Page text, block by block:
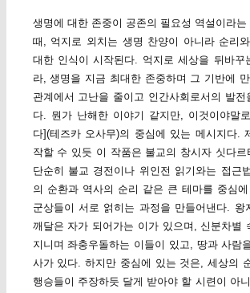
생명에 대한 존중이 공존의 필요성 역설이라는
때, 억지로 외치는 생명 찬양이 아니라 순리
대한 인식이 시작된다. 억지로 세상을 뒤바꾸
라, 생명을 지금 최대한 존중하며 그 기반에
관계에서 고난을 줄이고 인간사회로서의 발전
다. 뭔가 난해한 이야기 같지만, 이것이야말
다](테즈카 오사무)의 중심에 있는 메시지다.
작할 수 있듯 이 작품은 불교의 창시자 싯다르
단순히 불교 경전이나 위인전 읽기와는 접근
의 순환과 역사의 순리 같은 큰 테마를 중심
군상들이 서로 얽히는 과정을 만들어낸다. 왕
깨달은 자가 되어가는 이가 있으며, 신분차별
지니며 좌충우돌하는 이들이 있고, 땅과 사람
사가 있다. 하지만 중심에 있는 것은, 세상의
행승들이 주장하듯 달게 받아야 할 시련이 아